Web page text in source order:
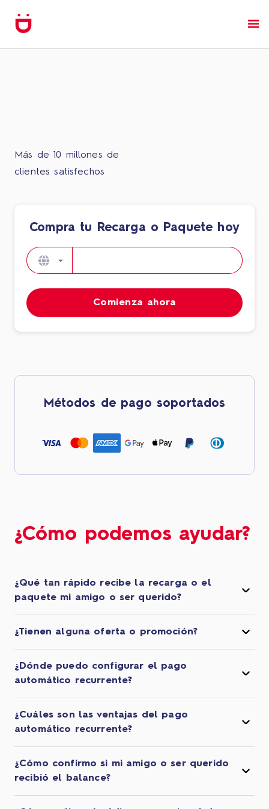
Más de 10 millones de
clientes satisfechos
Compra tu Recarga o Paquete hoy
Comienza ahora
Métodos de pago soportados
¿Cómo podemos ayudar?
¿Qué tan rápido recibe la recarga o el
paquete mi amigo o ser querido?
¿Tienen alguna oferta o promoción?
¿Dónde puedo configurar el pago
automático recurrente?
¿Cuáles son las ventajas del pago
automático recurrente?
¿Cómo confirmo si mi amigo o ser querido
recibió el balance?